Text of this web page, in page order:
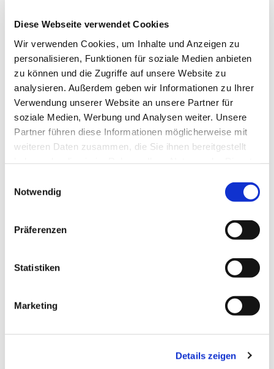
Diese Webseite verwendet Cookies
Wir verwenden Cookies, um Inhalte und Anzeigen zu
personalisieren, Funktionen für soziale Medien anbieten
zu können und die Zugriffe auf unsere Website zu
analysieren. Außerdem geben wir Informationen zu Ihrer
Verwendung unserer Website an unsere Partner für
soziale Medien, Werbung und Analysen weiter. Unsere
Partner führen diese Informationen möglicherweise mit
weiteren Daten zusammen, die Sie ihnen bereitgestellt
Notwendig
Präferenzen
Statistiken
Marketing
Details zeigen
Marleen Vogtländer
Dies könnte Sie auch
interessieren